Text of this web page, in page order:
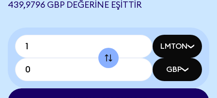
439,9796 GBP DEĞERINE EŞITTIR
LMTON
GBP